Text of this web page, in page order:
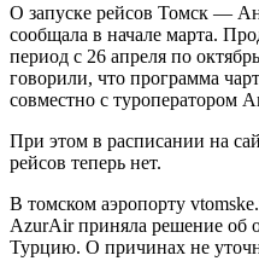
О запуске рейсов Томск —
сообщала в начале марта.
период с 26 апреля по
говорили, что программа
совместно с туроператором
При этом в расписании на
рейсов теперь нет.
В томском аэропорту
AzurAir приняла решение об
Турцию. О причинах не